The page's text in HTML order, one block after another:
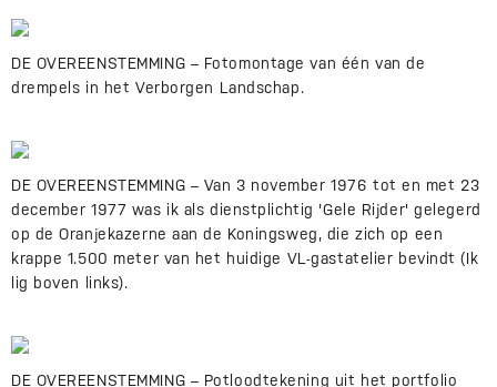
DE OVEREENSTEMMING – Fotomontage van één van de
drempels in het Verborgen Landschap.
DE OVEREENSTEMMING – Van 3 november 1976 tot en met 23
december 1977 was ik als dienstplichtig 'Gele Rijder' gelegerd
op de Oranjekazerne aan de Koningsweg, die zich op een
krappe 1.500 meter van het huidige VL-gastatelier bevindt (Ik
lig boven links).
DE OVEREENSTEMMING – Potloodtekening uit het portfolio